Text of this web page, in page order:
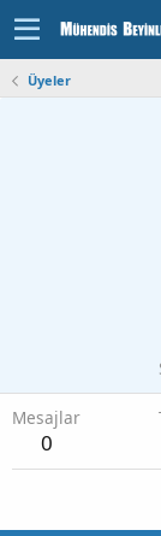
Üyeler
Mesajlar
0